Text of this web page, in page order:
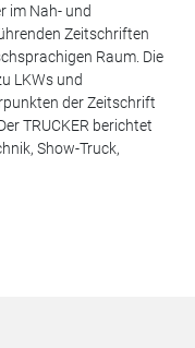
im Nah- und
Zeitschriften
Raum. Die
LKWs und
der Zeitschrift
TRUCKER berichtet
Show-Truck,